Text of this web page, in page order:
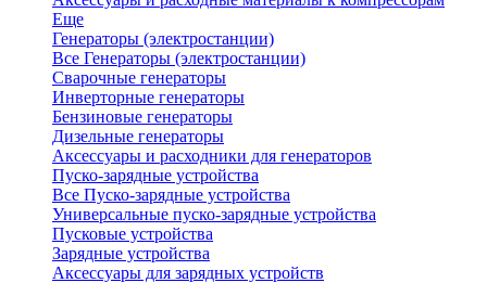
Еще
Генераторы (электростанции)
Все Генераторы (электростанции)
Сварочные генераторы
Инверторные генераторы
Бензиновые генераторы
Дизельные генераторы
Аксессуары и расходники для генераторов
Пуско-зарядные устройства
Все Пуско-зарядные устройства
Универсальные пуско-зарядные устройства
Пусковые устройства
Зарядные устройства
Аксессуары для зарядных устройств